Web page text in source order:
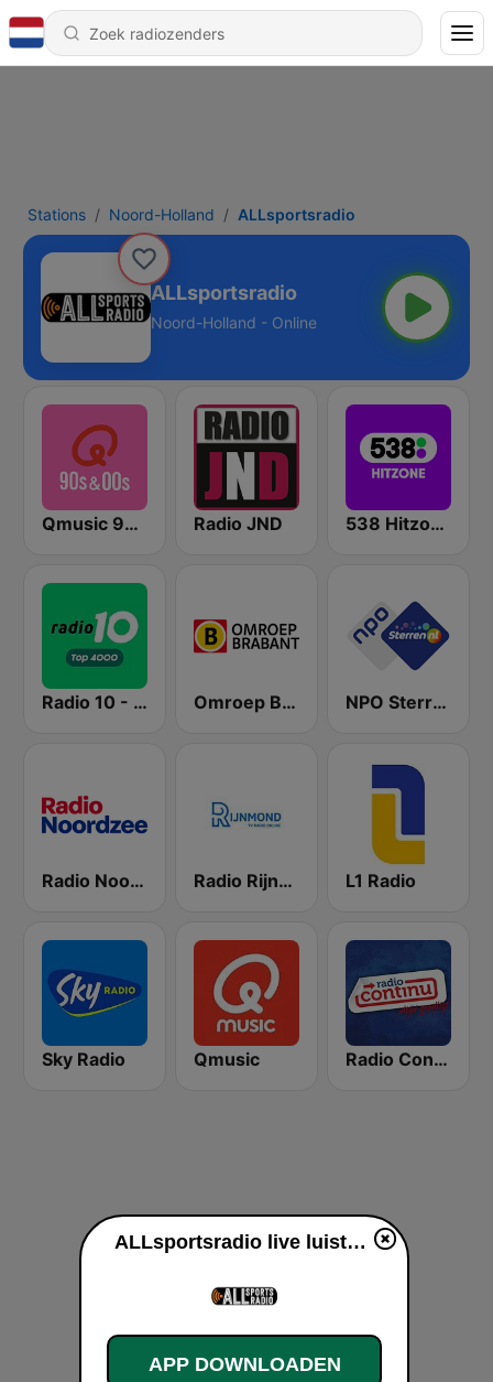
Stations Noord-Holland ALLsportsradio
ALLsportsradio
Noord-Holland - Online
Qmusic 90's & 00's Radio JND 538 Hitzone
Radio 10 - Top 4000 Omroep Brabant NPO Sterren
Radio Noordzee Radio Rijnmond FM 93.4 L1 Radio
Sky Radio Qmusic Radio Continu
ALLsportsradio live luisteren
APP DOWNLOADEN